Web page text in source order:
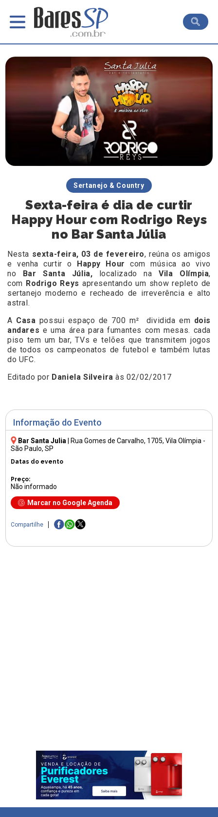
Informação do Evento
Bar Santa Julia Rua Gomes de Carvalho, 1705, Vila Olímpia -
São Paulo, SP
Datas do evento
Preço:
Não informado
Marcar no Google Agenda
Compartilhe
Sertanejo & Country
Sexta-feira é dia de curtir
Happy Hour com Rodrigo Reys
no Bar Santa Júlia
Nesta sexta-feira, 03 de fevereiro, reúna os amigos
e venha curtir o
Happy Hour com música ao vivo
no
Bar Santa Júlia, localizado naVila Olímpia,
com Rodrigo Reys apresentando um show repleto de
sertanejo moderno e recheado de irreverência e alto
astral.
A Casa possui espaço de 700 m² dividida em dois
andares e uma área para fumantes com mesas. cada
piso tem um bar, TVs e telões que transmitem jogos
de todos os campeonatos de futebol e também lutas
do UFC.
Editado por Daniela Silveira às 02/02/2017